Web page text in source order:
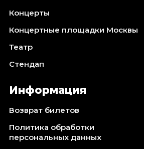
Концерты
Концертные площадки Москвы
Театр
Стендап
Информация
Возврат билетов
Политика обработки
персональных данных